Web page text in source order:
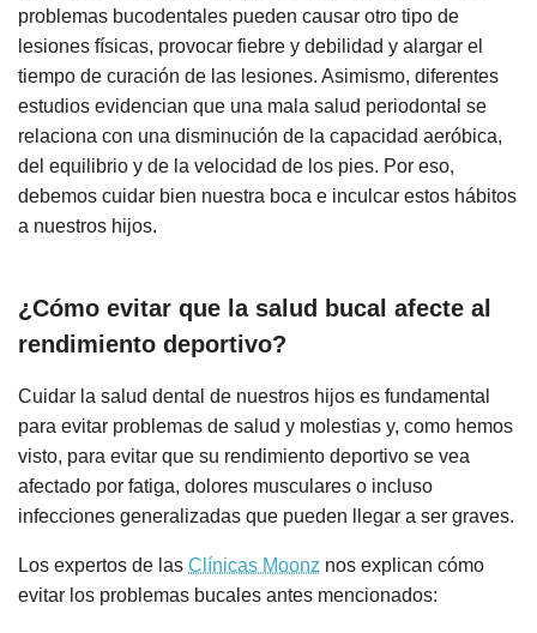
problemas bucodentales pueden causar otro tipo de
lesiones físicas, provocar fiebre y debilidad y alargar el
tiempo de curación de las lesiones. Asimismo, diferentes
estudios evidencian que una mala salud periodontal se
relaciona con una disminución de la capacidad aeróbica,
del equilibrio y de la velocidad de los pies. Por eso,
debemos cuidar bien nuestra boca e inculcar estos hábitos
a nuestros hijos.
¿Cómo evitar que la salud bucal afecte al
rendimiento deportivo?
Cuidar la salud dental de nuestros hijos es fundamental
para evitar problemas de salud y molestias y, como hemos
visto, para evitar que su rendimiento deportivo se vea
afectado por fatiga, dolores musculares o incluso
infecciones generalizadas que pueden llegar a ser graves.
Los expertos de las Clínicas Moonz nos explican cómo
evitar los problemas bucales antes mencionados: